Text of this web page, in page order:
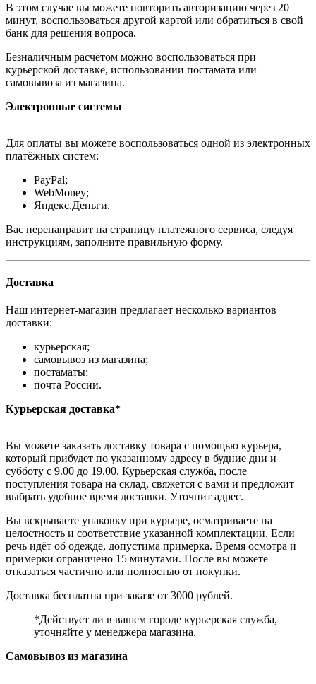
В этом случае вы можете повторить авторизацию через 20
минут, воспользоваться другой картой или обратиться в свой
банк для решения вопроса.
Безналичным расчётом можно воспользоваться при
курьерской доставке, использовании постамата или
самовывоза из магазина.
Электронные системы
Для оплаты вы можете воспользоваться одной из электронных
платёжных систем:
PayPal;
WebMoney;
Яндекс.Деньги.
Вас перенаправит на страницу платежного сервиса, следуя
инструкциям, заполните правильную форму.
Доставка
Наш интернет-магазин предлагает несколько вариантов
доставки:
курьерская;
самовывоз из магазина;
постаматы;
почта России.
Курьерская доставка*
Вы можете заказать доставку товара с помощью курьера,
который прибудет по указанному адресу в будние дни и
субботу с 9.00 до 19.00. Курьерская служба, после
поступления товара на склад, свяжется с вами и предложит
выбрать удобное время доставки. Уточнит адрес.
Вы вскрываете упаковку при курьере, осматриваете на
целостность и соответствие указанной комплектации. Если
речь идёт об одежде, допустима примерка. Время осмотра и
примерки ограничено 15 минутами. После вы можете
отказаться частично или полностью от покупки.
Доставка бесплатна при заказе от 3000 рублей.
*Действует ли в вашем городе курьерская служба,
уточняйте у менеджера магазина.
Самовывоз из магазина